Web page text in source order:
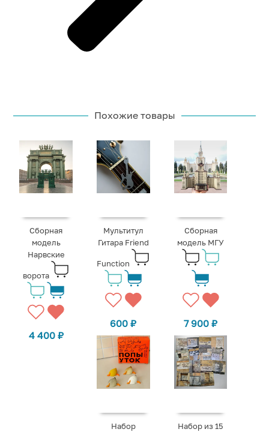
Похожие товары
Сборная
модель
Нарвские
ворота
4 400 ₽
Мультитул
Гитара Friend
Function
600₽
Сборная
модель МГУ
7 900₽
Набор
Набор из 15